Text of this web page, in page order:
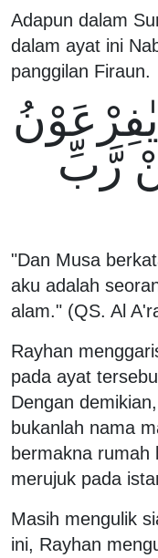
Adapun dalam
dalam ayat ini
panggilan Firaun.
رَّبِّ
"Dan Musa
aku adalah
alam." (QS. Al
Rayhan
pada ayat
Dengan
bukanlah nama
bermakna rumah
merujuk pada
Masih mengulik
ini, Rayhan